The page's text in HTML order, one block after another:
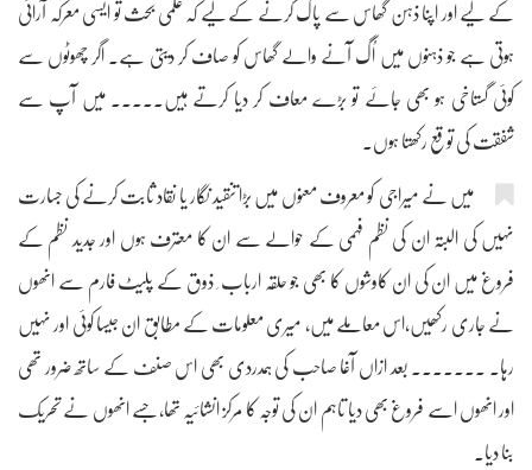
کے لیے اور اپنا ذہن گھاس سے پاک کرنے کے لیے کہ علمی بحث تو ایسی معرکہ آرائی
ہوتی ہے جو ذہنوں میں اُگ آنے والے گھاس کو صاف کر دیتی ہے۔ اگر چھوٹوں سے
کوئی گستاخی ہو بھی جائے تو بڑے معاف کر دیا کرتے ہیں۔۔۔۔۔ میں آپ سے
شفقت کی توقع رکھتا ہوں۔
میں نے میراجی کو معروف معنوں میں بڑا تنقید نگار یا نقاد ثابت کرنے کی جسارت
نہیں کی البتہ ان کی نظم فہمی کے حوالے سے ان کا معترف ہوں اور جدید نظم کے
فروغ میں ان کی ان کاوشوں کا بھی جو حلقہ ارباب ِ ذوق کے پلیٹ فارم سے انھوں
نے جاری رکھیں،اس معاملے میں، میری معلومات کے مطابق ان جیسا کوئی اور نہیں
رہا۔ ۔۔۔۔۔۔۔ بعد ازاں آغا صاحب کی ہمدردی بھی اس صنف کے ساتھ ضرور تھی
اور انھوں اسے فروغ بھی دیا تاہم ان کی توجہ کا مرکز انشائیہ تھا،جسے انھوں نے تحریک
بنا دیا۔